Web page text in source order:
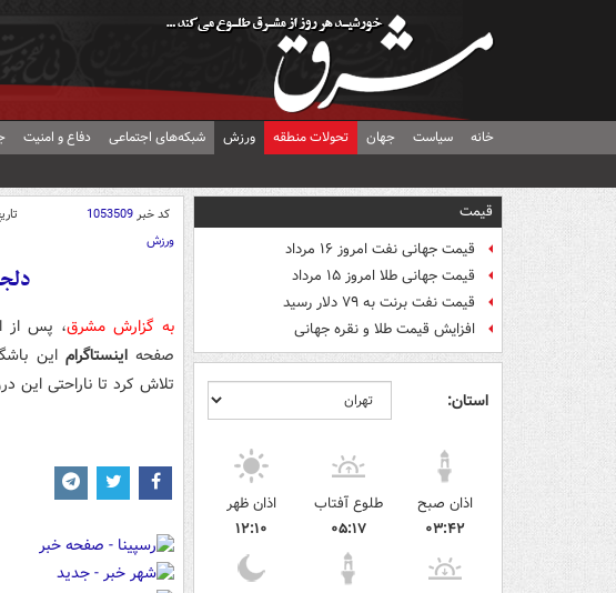
خانه سیاست جهان تحولات منطقه ورزش شبکه‌های اجتماعی دفاع و امنیت
قیمت
قیمت جهانی نفت امروز ۱۶ مرداد
قیمت جهانی طلا امروز ۱۵ مرداد
قیمت نفت برنت به ۷۹ دلار رسید
افزایش قیمت طلا و نقره جهانی
استان:
اذان صبح
۰۳:۴۲
طلوع آفتاب
۰۵:۱۷
اذان ظهر
۱۲:۱۰
کد خبر1053509
ورزش
به گزارش مشرق، پس از
صفحهاینستاگراماین
تلاش کرد تا ناراحتی این